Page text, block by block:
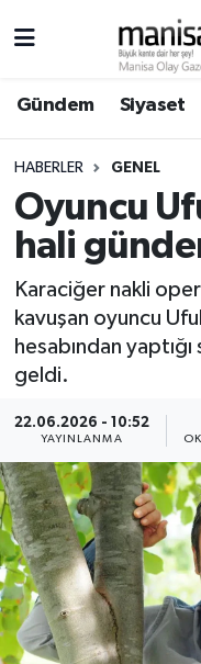
Gündem Siyaset
HABERLER GENEL
Oyuncu
hali
Karaciğer nakli
kavuşan oyuncu
hesabından
geldi.
22.06.2026 - 10:52
YAYINLANMA
Ege Haberleri
Genel
Gündem
Resmi İlan
Siyaset
Spor
Türkiye
Yaşam
Yunusemre
Yunusemre
Süper Lig Puan
Tüm Manşetler
Son Dakika
Haber Arşivi